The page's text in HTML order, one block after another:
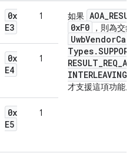
0x
E3
1 如果 AOA_
0xF0 ，則為交
UwbVendor
Types.
RESULT_REQ_
INTERLEAVING
才支援這項功能。
0x
E4
1
0x
E5
1